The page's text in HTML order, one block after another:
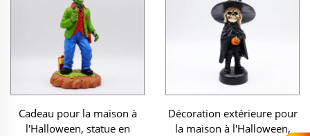
Cadeau pour la maison à
l'Halloween, statue en
Décoration extérieure pour
la maison à l'Halloween,